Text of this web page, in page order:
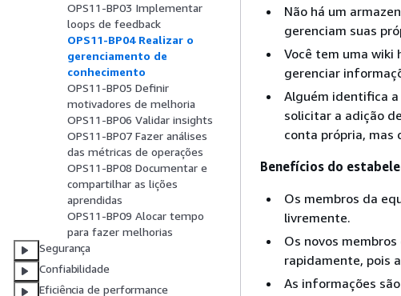
OPS11-BP03 Implementar
loops de feedback
OPS11-BP04 Realizar o
gerenciamento de
conhecimento
OPS11-BP05 Definir
motivadores de melhoria
OPS11-BP06 Validar insights
OPS11-BP07 Fazer análises
das métricas de operações
OPS11-BP08 Documentar e
compartilhar as lições
aprendidas
OPS11-BP09 Alocar tempo
para fazer melhorias
Segurança
Confiabilidade
Eficiência de performance
Não há um
gerenciam suas
Você tem uma wiki
gerenciar
Alguém identifica a
solicitar a adição
conta própria, mas
Benefícios do
Os membros da
livremente.
Os novos
rapidamente, pois
As informações